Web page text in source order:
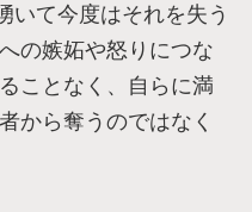
いて今度はそれを失う
の嫉妬や怒りにつな
ことなく、自らに満
から奪うのではなく